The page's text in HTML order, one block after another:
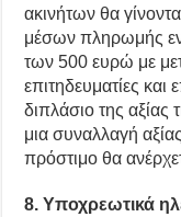
ακινήτων θα
μέσων πληρωμής
των 500 ευρώ με
επιτηδευματίες και
διπλάσιο της αξίας
μια συναλλαγή
πρόστιμο θα
8. Υποχρεωτικά